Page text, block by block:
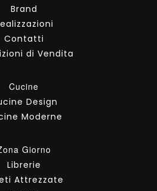
Brand
Contatti
di Vendita
Cucine
Design
Moderne
Giorno
Librerie
Attrezzate